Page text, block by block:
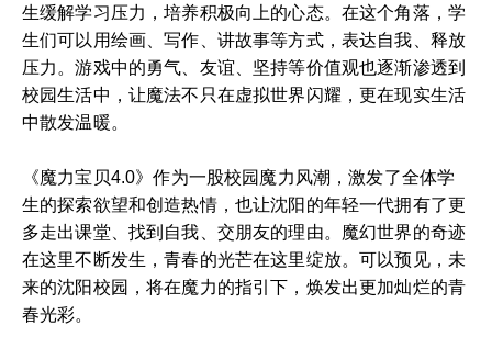
生缓解学习压力，培养积极向上的心态。在这个角落，学
生们可以用绘画、写作、讲故事等方式，表达自我、释放
压力。游戏中的勇气、友谊、坚持等价值观也逐渐渗透到
校园生活中，让魔法不只在虚拟世界闪耀，更在现实生活
中散发温暖。
《魔力宝贝4.0》作为一股校园魔力风潮，激发了全体学
生的探索欲望和创造热情，也让沈阳的年轻一代拥有了更
多走出课堂、找到自我、交朋友的理由。魔幻世界的奇迹
在这里不断发生，青春的光芒在这里绽放。可以预见，未
来的沈阳校园，将在魔力的指引下，焕发出更加灿烂的青
春光彩。